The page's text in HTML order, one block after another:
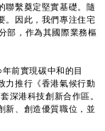
聯繫奠定堅實基礎。隨
。因此，我們專注住宅
部，作為其國際業務樞
前實現碳中和的目
力推行《香港氣候行動
深港科技創新合作區。
新、創造優質職位，並